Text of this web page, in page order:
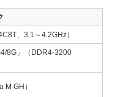
、3.1～4.2GHz）
8G」（DDR4-3200
M GH）